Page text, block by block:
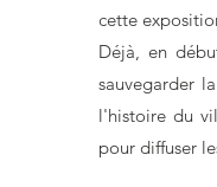
cette
Déjà, en
sauvegarder
l'histoire du
pour diffuser